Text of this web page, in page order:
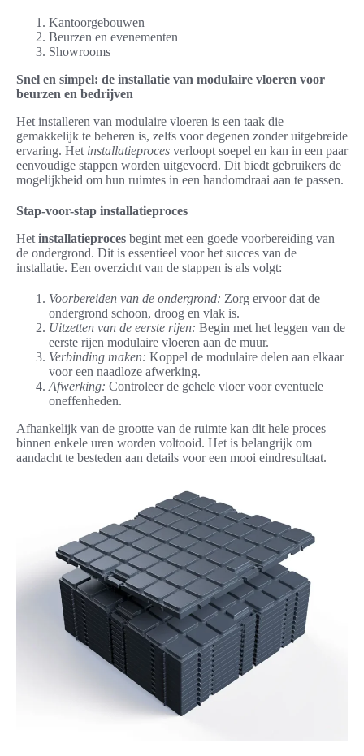
Kantoorgebouwen
Beurzen en evenementen
Showrooms
Snel en simpel: de installatie van modulaire vloeren voor
beurzen en bedrijven
Het installeren van modulaire vloeren is een taak die
gemakkelijk te beheren is, zelfs voor degenen zonder uitgebreide
ervaring. Het installatieproces verloopt soepel en kan in een paar
eenvoudige stappen worden uitgevoerd. Dit biedt gebruikers de
mogelijkheid om hun ruimtes in een handomdraai aan te passen.
Stap-voor-stap installatieproces
Het installatieproces begint met een goede voorbereiding van
de ondergrond. Dit is essentieel voor het succes van de
installatie. Een overzicht van de stappen is als volgt:
Voorbereiden van de ondergrond: Zorg ervoor dat de
ondergrond schoon, droog en vlak is.
Uitzetten van de eerste rijen: Begin met het leggen van de
eerste rijen modulaire vloeren aan de muur.
Verbinding maken: Koppel de modulaire delen aan elkaar
voor een naadloze afwerking.
Afwerking: Controleer de gehele vloer voor eventuele
oneffenheden.
Afhankelijk van de grootte van de ruimte kan dit hele proces
binnen enkele uren worden voltooid. Het is belangrijk om
aandacht te besteden aan details voor een mooi eindresultaat.